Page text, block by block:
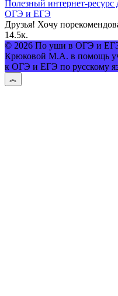
Полезный интернет-ресурс
ОГЭ и ЕГЭ
Друзья! Хочу
14.5к.
© 2026 По уши в ОГЭ и
Крюковой М.А. в помощь
к ОГЭ и ЕГЭ по русскому